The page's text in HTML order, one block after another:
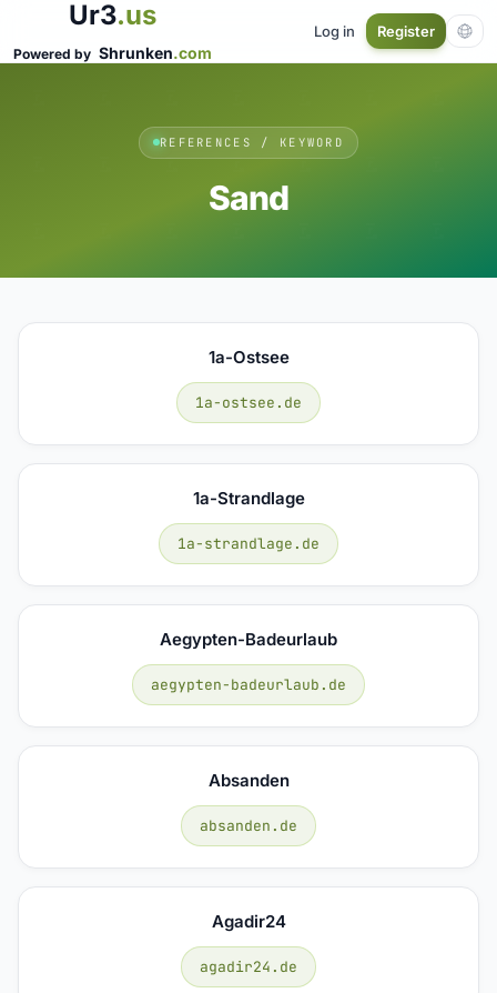
Ur3.us
Powered by Shrunken.com
Log in Register
REFERENCES / KEYWORD
Sand
1a-Ostsee
1a-ostsee.de
1a-Strandlage
1a-strandlage.de
Aegypten-Badeurlaub
aegypten-badeurlaub.de
Absanden
absanden.de
Agadir24
agadir24.de